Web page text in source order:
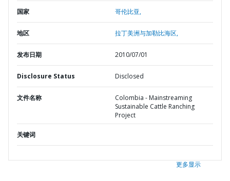
国家 哥伦比亚,
地区 拉丁美洲与加勒比海区,
发布日期 2010/07/01
Disclosure Status Disclosed
文件名称
Colombia - Mainstreaming
Sustainable Cattle Ranching
Project
关键词
更多显示